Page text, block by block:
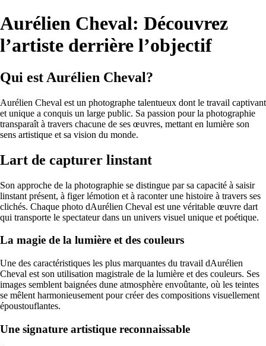
Aurélien Cheval: Découvrez
l’artiste derrière l’objectif
Qui est Aurélien Cheval?
Aurélien Cheval est un photographe talentueux dont le travail captivant
et unique a conquis un large public. Sa passion pour la photographie
transparaît à travers chacune de ses œuvres, mettant en lumière son
sens artistique et sa vision du monde.
Lart de capturer linstant
Son approche de la photographie se distingue par sa capacité à saisir
linstant présent, à figer lémotion et à raconter une histoire à travers ses
clichés. Chaque photo dAurélien Cheval est une véritable œuvre dart
qui transporte le spectateur dans un univers visuel unique et poétique.
La magie de la lumière et des couleurs
Une des caractéristiques les plus marquantes du travail dAurélien
Cheval est son utilisation magistrale de la lumière et des couleurs. Ses
images semblent baignées dune atmosphère envoûtante, où les teintes
se mêlent harmonieusement pour créer des compositions visuellement
époustouflantes.
Une signature artistique reconnaissable